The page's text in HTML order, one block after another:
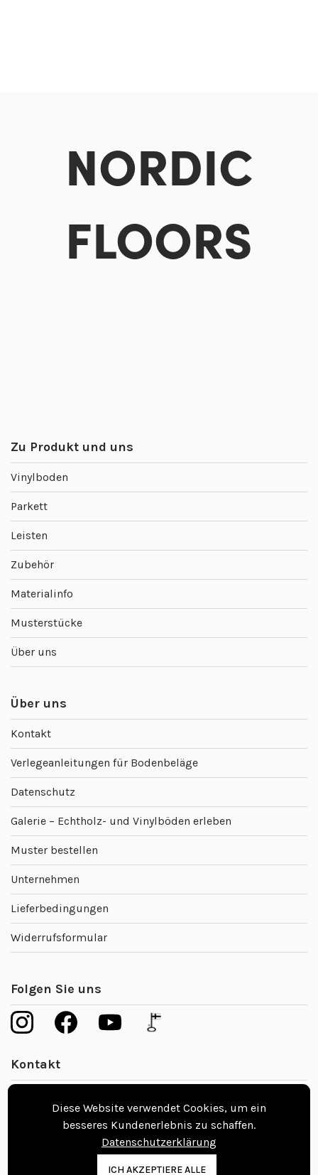
NORDIC
FLOORS
Zu Produkt und uns
Vinylboden
Parkett
Leisten
Zubehör
Materialinfo
Musterstücke
Über uns
Über uns
Kontakt
Verlegeanleitungen für Bodenbeläge
Datenschutz
Galerie – Echtholz- und Vinylböden erleben
Muster bestellen
Unternehmen
Lieferbedingungen
Widerrufsformular
Folgen Sie uns
Kontakt
info@nordicfloors.de
Diese Website verwendet Cookies, um ein
besseres Kundenerlebnis zu schaffen.
Datenschutzerklärung
ICH AKZEPTIERE ALLE